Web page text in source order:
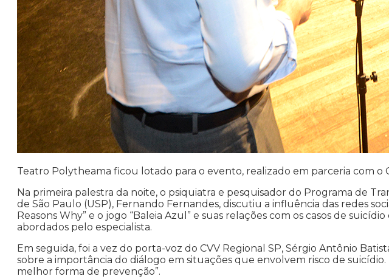
Teatro Polytheama ficou lotado para o evento, realizado em parceria com o
Na primeira palestra da noite, o psiquiatra e pesquisador do Programa de
de São Paulo (USP), Fernando Fernandes, discutiu a influência das redes
Reasons Why” e o jogo “Baleia Azul” e suas relações com os casos de
abordados pelo especialista.
Em seguida, foi a vez do porta-voz do CVV Regional SP, Sérgio Antônio
sobre a importância do diálogo em situações que envolvem risco de
melhor forma de prevenção”.